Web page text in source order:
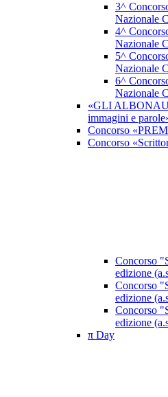
3^
Nazionale
4^
Nazionale
5^
Nazionale
6^
Nazionale
«GLI
immagini e
Concorso
Concorso
Concorso
edizione
Concorso
edizione
Concorso
edizione
π Day